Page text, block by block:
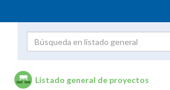
Listado general de proyectos